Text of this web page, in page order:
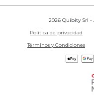
2026 Quibity Srl -
Política de privacidad
Términos y Condiciones